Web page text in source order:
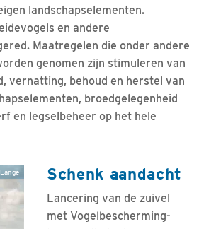
landschapselementen.
en andere
Maatregelen die onder andere
genomen zijn stimuleren van
vernatting, behoud en herstel van
broedgelegenheid
en legselbeheer op het hele
Schenk aandacht
Lancering van de zuivel
met Vogelbescherming-